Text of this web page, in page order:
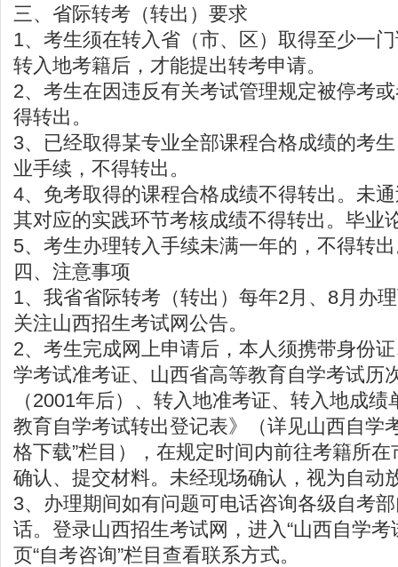
三、省际转考（转出）要求
1、考生须在转入省（市、区）取得至少一
转入地考籍后，才能提出转考申请。
2、考生在因违反有关考试管理规定被停考
得转出。
3、已经取得某专业全部课程合格成绩的考
业手续，不得转出。
4、免考取得的课程合格成绩不得转出。未
其对应的实践环节考核成绩不得转出。毕业
5、考生办理转入手续未满一年的，不得转
四、注意事项
1、我省省际转考（转出）每年2月、8月办
关注山西招生考试网公告。
2、考生完成网上申请后，本人须携带身份
学考试准考证、山西省高等教育自学考试历
（2001年后）、转入地准考证、转入地成
教育自学考试转出登记表》（详见山西自学
格下载”栏目），在规定时间内前往考籍所
确认、提交材料。未经现场确认，视为自动
3、办理期间如有问题可电话咨询各级自考
话。登录山西招生考试网，进入“山西自学考
页“自考咨询”栏目查看联系方式。